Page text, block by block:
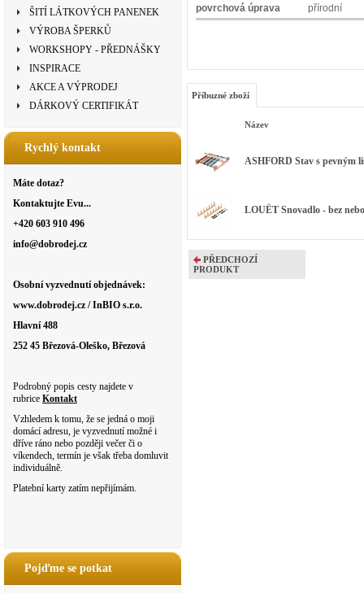
ŠITÍ LÁTKOVÝCH PANENEK
VÝROBA ŠPERKŮ
WORKSHOPY - PŘEDNÁŠKY
INSPIRACE
AKCE A VÝPRODEJ
DÁRKOVÝ CERTIFIKÁT
Rychlý kontakt
Máte dotaz?
Kontaktujte Evu...
+420 603 910 496
info@dobrodej.cz
Osobní vyzvednutí objednávek:
www.dobrodej.cz / InBIO s.r.o.
Hlavní 488
252 45 Březová-Oleško, Březová
Podrobný popis cesty najdete v
rubrice Kontakt
Vzhledem k tomu, že se jedná o moji
domácí adresu, je vyzvednutí možné i
dříve ráno nebo později večer či o
víkendech, termín je však třeba domluvit
individuálně.
Platební karty zatím nepřijímám.
Pojďme se potkat
povrchová úprava přírodní
Příbuzné zboží
Název
ASHFORD Stav s pevným
LOUËT Snovadlo - bez
PŘEDCHOZÍ
PRODUKT